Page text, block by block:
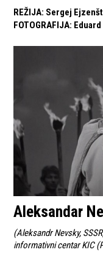
REŽIJA: Sergej
FOTOGRAFIJA:
Aleksandar
(Aleksandr Nevsky,
informativni centar KIC